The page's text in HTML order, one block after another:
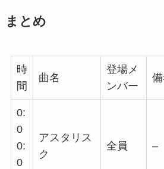
まとめ
時
間
曲名
登場メ
ンバー
0:
0
0:
0
アスタリス
ク
全員 –